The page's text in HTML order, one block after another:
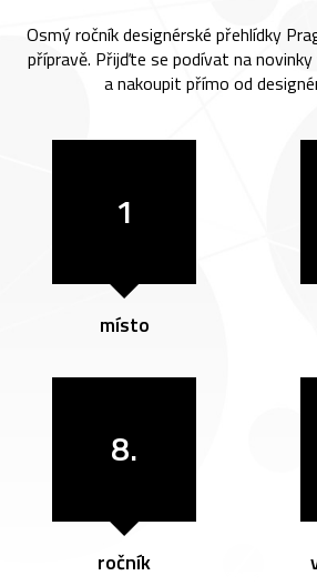
Osmý ročník designérské přehlídky
přípravě. Přijďte se podívat na
a nakoupit přímo od
1
místo
8.
ročník